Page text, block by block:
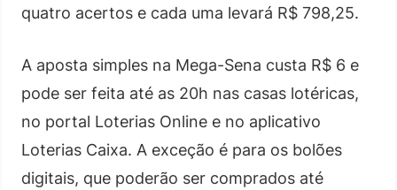
quatro acertos e cada uma levará R$ 798,25.
A aposta simples na Mega-Sena custa R$ 6 e
pode ser feita até as 20h nas casas lotéricas,
no portal Loterias Online e no aplicativo
Loterias Caixa. A exceção é para os bolões
digitais, que poderão ser comprados até